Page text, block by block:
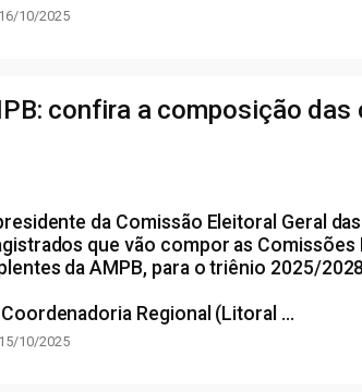
16/10/2025
confira a composição
da Comissão Eleitoral Geral
que vão compor as
da AMPB, para o triênio 2025/
Regional (Litoral ...
15/10/2025